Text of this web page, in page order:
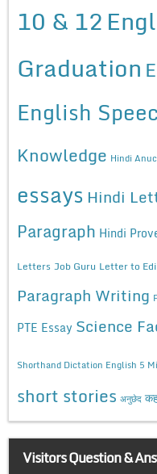
10 & 12
Graduation
English
Knowledge Hindi
essays Hindi
Paragraph Hindi
Letters Job Guru Letter to
Paragraph Writing
PTE Essay Science
Shorthand Dictation English 5
short stories अनुछेद
Visitors Question &